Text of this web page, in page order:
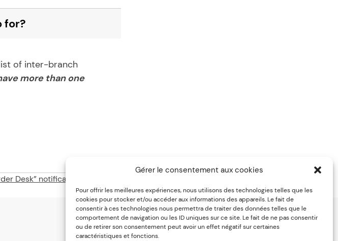
Gérer le consentement aux cookies
Pour offrir les meilleures expériences, nous utilisons des technologies telles que les
cookies pour stocker et/ou accéder aux informations des appareils. Le fait de
consentir à ces technologies nous permettra de traiter des données telles que le
comportement de navigation ou les ID uniques sur ce site. Le fait de ne pas consentir
ou de retirer son consentement peut avoir un effet négatif sur certaines
caractéristiques et fonctions.
for?
of inter-branch
more than one
Desk” notification group for?